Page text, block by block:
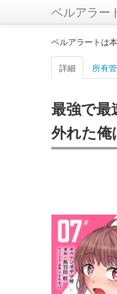
ベルアラー
ベルアラートは
詳細 所有
最強で最
外れた